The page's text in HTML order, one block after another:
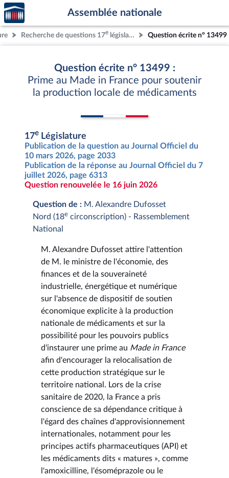
Aller au contenu
Aller en bas de la page
Accèder
à la
page
d'accueil
Assemblée nationale
Recherche de questions 17e législature Question écrite n° 13499
Question écrite n° 13499 :
Prime au Made in France pour soutenir
la production locale de médicaments
17e Législature
Publication de la question au Journal Officiel du
10 mars 2026, page 2033
Publication de la réponse au Journal Officiel du 7
juillet 2026, page 6313
Question renouvelée le 16 juin 2026
Question de : M. Alexandre Dufosset
Nord (18e circonscription) - Rassemblement
National
M. Alexandre Dufosset attire l'attention
de M. le ministre de l'économie, des
finances et de la souveraineté
industrielle, énergétique et numérique
sur l'absence de dispositif de soutien
économique explicite à la production
nationale de médicaments et sur la
possibilité pour les pouvoirs publics
d'instaurer une prime au Made in France
afin d'encourager la relocalisation de
cette production stratégique sur le
territoire national. Lors de la crise
sanitaire de 2020, la France a pris
conscience de sa dépendance critique à
l'égard des chaînes d'approvisionnement
internationales, notamment pour les
principes actifs pharmaceutiques (API) et
les médicaments dits « matures », comme
l'amoxicilline, l'ésoméprazole ou le